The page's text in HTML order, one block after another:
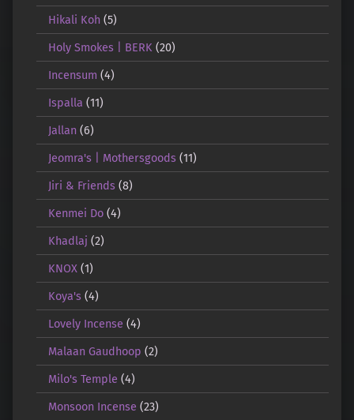
Hikali Koh(5)
Holy Smokes | BERK(20)
Incensum (4)
Ispalla (11)
Jallan(6)
Jeomra's | Mothersgoods(11)
Jiri & Friends(8)
Kenmei Do(4)
Khadlaj (2)
KNOX(1)
Koya's(4)
Lovely Incense (4)
Malaan Gaudhoop (2)
Milo's Temple (4)
Monsoon Incense (23)